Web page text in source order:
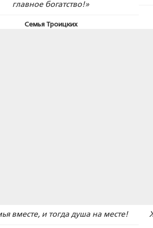
главное богатство!»
Семья Троицких
вместе, и тогда душа на месте!